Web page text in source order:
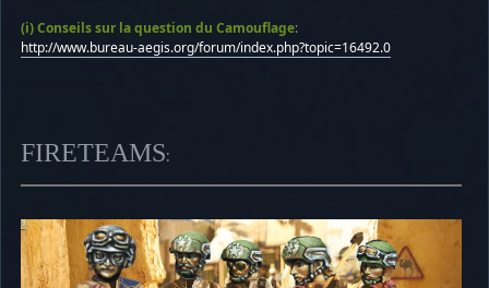
(i) Conseils sur la question du Camouflage:
http://www.bureau-aegis.org/forum/index.php?topic=16492.0
FIRETEAMS: